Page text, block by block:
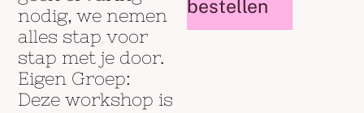
nodig, we nemen
alles stap voor
stap met je door.
Eigen Groep:
Deze workshop is
bestellen